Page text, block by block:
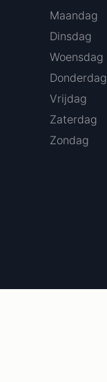
Maandag
Dinsdag
Woensdag
Donderdag
Vrijdag
Zaterdag
Zondag